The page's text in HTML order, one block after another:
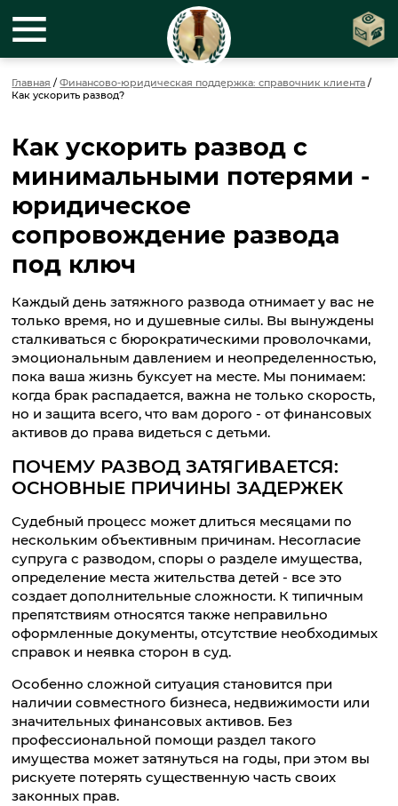
Главная /Финансово-юридическая поддержка: справочник клиента /
Как ускорить развод?
Как ускорить развод с
минимальными потерями -
юридическое
сопровождение развода
под ключ
Каждый день затяжного развода отнимает у вас не
только время, но и душевные силы. Вы вынуждены
сталкиваться с бюрократическими проволочками,
эмоциональным давлением и неопределенностью,
пока ваша жизнь буксует на месте. Мы понимаем:
когда брак распадается, важна не только скорость,
но и защита всего, что вам дорого - от финансовых
активов до права видеться с детьми.
ПОЧЕМУ РАЗВОД ЗАТЯГИВАЕТСЯ:
ОСНОВНЫЕ ПРИЧИНЫ ЗАДЕРЖЕК
Судебный процесс может длиться месяцами по
нескольким объективным причинам. Несогласие
супруга с разводом, споры о разделе имущества,
определение места жительства детей - все это
создает дополнительные сложности. К типичным
препятствиям относятся также неправильно
оформленные документы, отсутствие необходимых
справок и неявка сторон в суд.
Особенно сложной ситуация становится при
наличии совместного бизнеса, недвижимости или
значительных финансовых активов. Без
профессиональной помощи раздел такого
имущества может затянуться на годы, при этом вы
рискуете потерять существенную часть своих
законных прав.